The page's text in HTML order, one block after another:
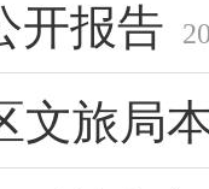
开报告
文旅局